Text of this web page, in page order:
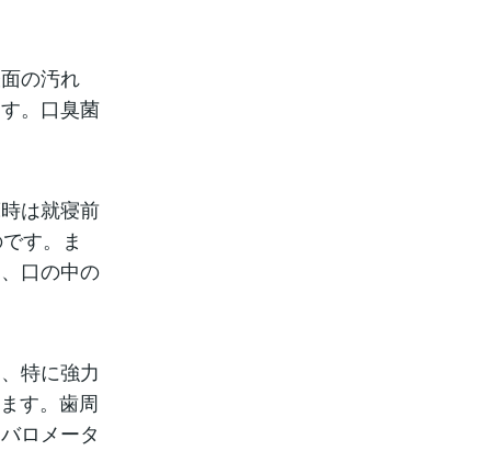
の汚れ
。口臭菌
は就寝前
す。ま
口の中の
特に強力
す。歯周
ロメータ